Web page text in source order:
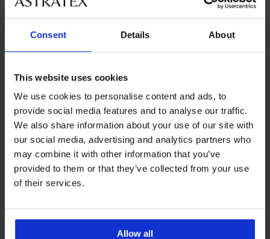
Consent Details About
This website uses cookies
We use cookies to personalise content and ads, to
provide social media features and to analyse our traffic.
We also share information about your use of our site with
our social media, advertising and analytics partners who
may combine it with other information that you’ve
provided to them or that they’ve collected from your use
of their services.
Allow all
8 % z nákupu späť
Výmena a vrátenie
Výhodné poštovné
Zákaznícka podpora
Počas pracovných dní od 8:00 do 17:00
02 205 703 40
info@astratex.sk
Newsletter